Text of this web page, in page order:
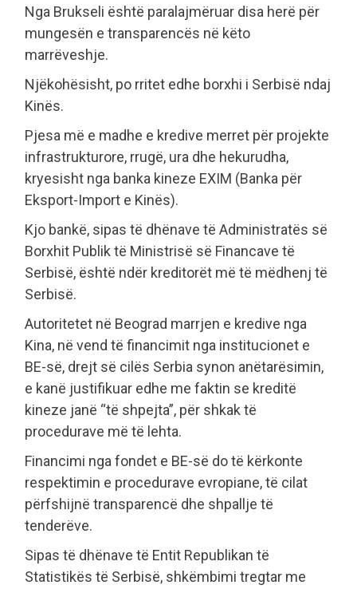
Nga Brukseli është paralajmëruar disa herë për
mungesën e transparencës në këto
marrëveshje.
Njëkohësisht, po rritet edhe borxhi i Serbisë ndaj
Kinës.
Pjesa më e madhe e kredive merret për projekte
infrastrukturore, rrugë, ura dhe hekurudha,
kryesisht nga banka kineze EXIM (Banka për
Eksport-Import e Kinës).
Kjo bankë, sipas të dhënave të Administratës së
Borxhit Publik të Ministrisë së Financave të
Serbisë, është ndër kreditorët më të mëdhenj të
Serbisë.
Autoritetet në Beograd marrjen e kredive nga
Kina, në vend të financimit nga institucionet e
BE-së, drejt së cilës Serbia synon anëtarësimin,
e kanë justifikuar edhe me faktin se kreditë
kineze janë “të shpejta”, për shkak të
procedurave më të lehta.
Financimi nga fondet e BE-së do të kërkonte
respektimin e procedurave evropiane, të cilat
përfshijnë transparencë dhe shpallje të
tenderëve.
Sipas të dhënave të Entit Republikan të
Statistikës të Serbisë, shkëmbimi tregtar me